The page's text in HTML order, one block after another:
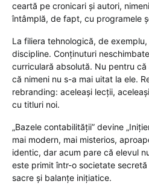
ceartă pe cronicari și autori,
întâmplă, de fapt, cu programele
La filiera tehnologică, de
discipline. Conținuturi
curriculară absolută. Nu pentru
că nimeni nu s-a mai uitat la ele.
rebranding: aceleași lecții,
cu titluri noi.
„Bazele contabilității” devine
mai modern, mai misterios,
identic, dar acum pare că elevul
este primit într-o societate
sacre și balanțe inițiatice.